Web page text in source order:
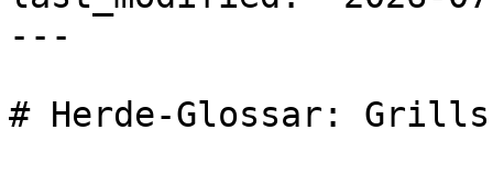
---
# Herde-Glossar: